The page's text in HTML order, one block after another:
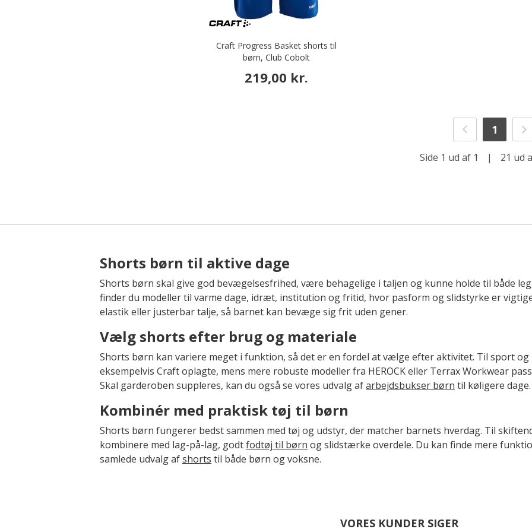
Craft Progress Basket shorts til
børn, Club Cobolt
219,00 kr.
1
Side 1 ud af 1 | 21 ud
Shorts børn til aktive dage
Shorts børn skal give god bevægelsesfrihed, være behagelige i taljen og kunne holde til både
finder du modeller til varme dage, idræt, institution og fritid, hvor pasform og slidstyrke er
elastik eller justerbar talje, så barnet kan bevæge sig frit uden gener.
Vælg shorts efter brug og materiale
Shorts børn kan variere meget i funktion, så det er en fordel at vælge efter aktivitet. Til sport
eksempelvis Craft oplagte, mens mere robuste modeller fra HEROCK eller Terrax Workwear
Skal garderoben suppleres, kan du også se vores udvalg afarbejdsbukser børn til køligere dage.
Kombinér med praktisk tøj til børn
Shorts børn fungerer bedst sammen med tøj og udstyr, der matcher barnets hverdag. Til
kombinere med lag-på-lag, godtfodtøj til børn og slidstærke overdele. Du kan finde mere
samlede udvalg afshorts til både børn og voksne.
VORES KUNDER SIGER